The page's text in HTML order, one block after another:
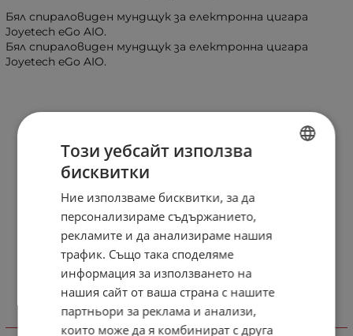
Бял спираловиден мундщук за електронна цигара
Joyetech eGo AIO.
Бял спираловиден мундщук за електронна цигара
Joyetech eGo AIO.
Отзиви към продукт
Този уебсайт използва
бисквитки
Ние използваме бисквитки, за да
персонализираме съдържанието,
рекламите и да анализираме нашия
трафик. Също така споделяме
информация за използването на
нашия сайт от ваша страна с нашите
партньори за реклама и анализи,
които може да я комбинират с друга